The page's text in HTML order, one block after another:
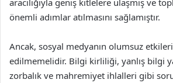
önemli adımlar atılmasını sağlamıştır.
Ancak, sosyal medyanın olumsuz
edilmemelidir. Bilgi kirliliği, yanlış bilgi
zorbalık ve mahremiyet ihlalleri gibi